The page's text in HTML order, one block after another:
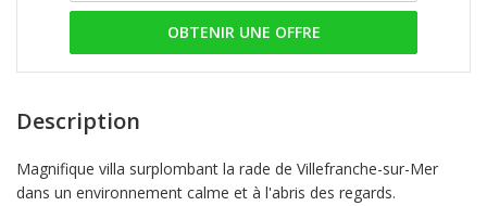
OBTENIR UNE OFFRE
Description
Magnifique villa surplombant la rade de Villefranche-sur-Mer
dans un environnement calme et à l'abris des regards.